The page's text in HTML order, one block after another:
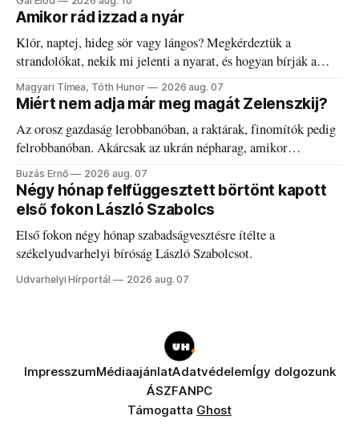
Amikor rád izzad a nyár
Klór, naptej, hideg sör vagy lángos? Megkérdeztük a
strandolókat, nekik mi jelenti a nyarat, és hogyan bírják a
kánikulát.
Magyari Tímea, Tóth Hunor 2026 aug. 07
Miért nem adja már meg magát Zelenszkij?
Az orosz gazdaság lerobbanóban, a raktárak, finomítók pedig
felrobbanóban. Akárcsak az ukrán népharag, amikor
elégedetlen vezetőivel.
Buzás Ernő 2026 aug. 07
Négy hónap felfüggesztett börtönt kapott
első fokon László Szabolcs
Első fokon négy hónap szabadságvesztésre ítélte a
székelyudvarhelyi bíróság László Szabolcsot.
Udvarhelyi Hírportál 2026 aug. 07
ImpresszumMédiaajánlatAdatvédelemÍgy dolgozunk
ÁSZFANPC
Támogatta Ghost